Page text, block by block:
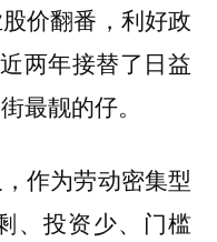
价翻番，利好政
两年接替了日益
最靓的仔。
作为劳动密集型
、投资少、门槛